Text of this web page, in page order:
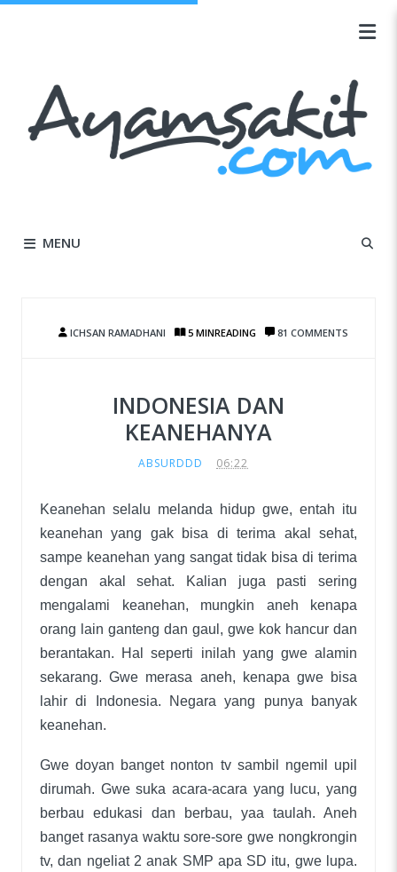
MENU
INDONESIA DAN
KEANEHANYA
ABSURDDD 06:22
ICHSAN RAMADHANI 5 MINREADING 81 COMMENTS
Keanehan selalu melanda hidup gwe, entah itu
keanehan yang gak bisa di terima akal sehat,
sampe keanehan yang sangat tidak bisa di terima
dengan akal sehat. Kalian juga pasti sering
mengalami keanehan, mungkin aneh kenapa
orang lain ganteng dan gaul, gwe kok hancur dan
berantakan. Hal seperti inilah yang gwe alamin
sekarang. Gwe merasa aneh, kenapa gwe bisa
lahir di Indonesia. Negara yang punya banyak
keanehan.
Gwe doyan banget nonton tv sambil ngemil upil
dirumah. Gwe suka acara-acara yang lucu, yang
berbau edukasi dan berbau, yaa taulah. Aneh
banget rasanya waktu sore-sore gwe nongkrongin
tv, dan ngeliat 2 anak SMP apa SD itu, gwe lupa.